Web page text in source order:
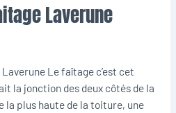
Laverune
Le faîtage c’est cet
la jonction des deux côtés de la
la plus haute de la toiture, une